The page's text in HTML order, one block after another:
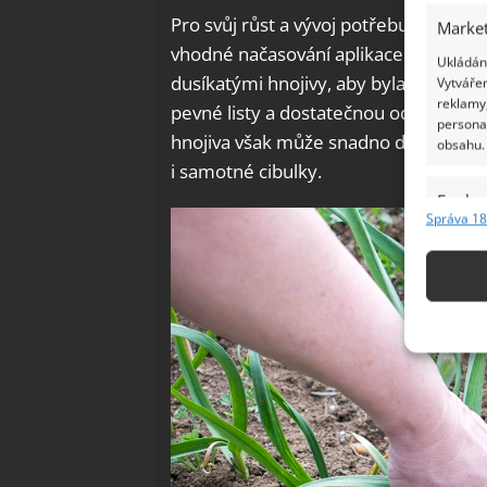
obsahu.
Funkce
Správa
Pro svůj růst a vývoj potřebuje cibule
vhodné načasování aplikace je
dusíkatými hnojivy, aby byla
pevné listy a dostatečnou odolnost
hnojiva však může snadno dojít k
i samotné cibulky.